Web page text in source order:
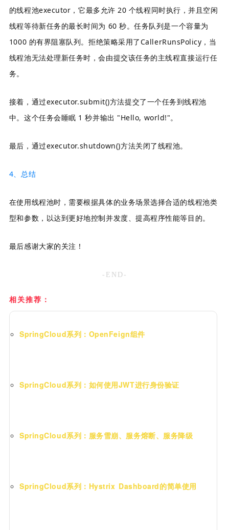
的线程池executor，它最多允许 20 个线程同时执行，并且空闲
线程等待新任务的最长时间为 60 秒。任务队列是一个容量为
1000 的有界阻塞队列。拒绝策略采用了CallerRunsPolicy，当
线程池无法处理新任务时，会由提交该任务的主线程直接运行任
务。
接着，通过executor.submit()方法提交了一个任务到线程池
中。这个任务会睡眠 1 秒并输出 "Hello, world!"。
最后，通过executor.shutdown()方法关闭了线程池。
4、 总结
在使用线程池时，需要根据具体的业务场景选择合适的线程池类
型和参数，以达到更好地控制并发度、提高程序性能等目的。
最后感谢大家的关注！
-END-
相关推荐：
SpringCloud系列：OpenFeign组件
SpringCloud系列：如何使用JWT进行身份验证
SpringCloud系列：服务雪崩、服务熔断、服务降级
SpringCloud系列：Hystrix Dashboard的简单使用